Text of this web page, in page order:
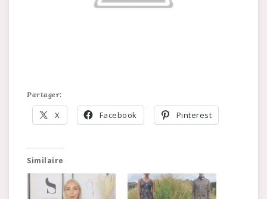
Partager:
X Facebook Pinterest
Similaire